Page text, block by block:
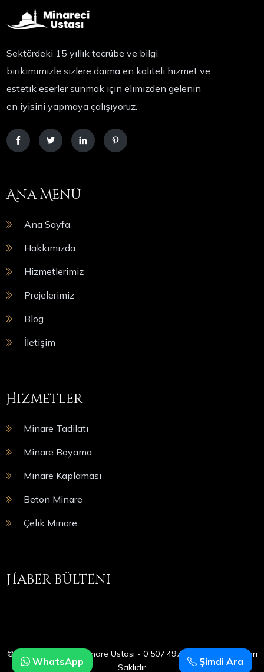
Sektördeki 15 yıllık tecrübe ve bilgi
birikimimizle sizlere daima en kaliteli hizmet ve
estetik eserler sunmak için elimizden gelenin
en iyisini yapmaya çalışıyoruz.
Ana Menü
Ana Sayfa
Hakkımızda
Hizmetlerimiz
Projelerimiz
Blog
İletişim
Hizmetler
Minare Tadilatı
Minare Boyama
Minare Kaplaması
Beton Minare
Çelik Minare
Haber bülteni
© Copyright 2025 | Minare Ustası - 0 507 497 05 09 | Tüm Hakları
Saklıdır
Şimdi Ara
WhatsApp